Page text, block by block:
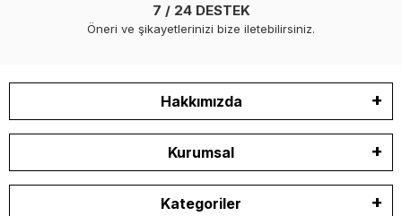
7 / 24 DESTEK
Öneri ve şikayetlerinizi bize iletebilirsiniz.
Hakkımızda
Kurumsal
Kategoriler